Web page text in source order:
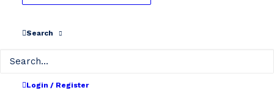
Search
Login / Register